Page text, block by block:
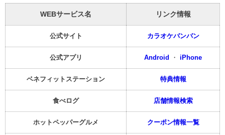
WEBサービス名 リンク情報
公式サイト カラオケバンバン
公式アプリ Android ・ iPhone
ベネフィットステーション 特典情報
食べログ 店舗情報検索
ホットペッパーグルメ クーポン情報一覧